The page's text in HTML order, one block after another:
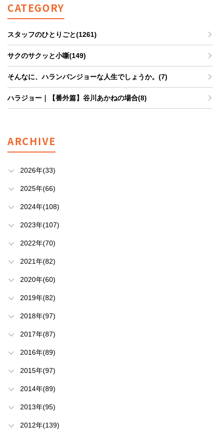
CATEGORY
スタッフのひとりごと(1261)
サクのサクッと小噺(149)
そんなに、ハランバンジョーな人生でしょうか。(7)
ハラジョー｜【番外篇】谷川あかねの場合(8)
ARCHIVE
2026年(33)
2025年(66)
2024年(108)
2023年(107)
2022年(70)
2021年(82)
2020年(60)
2019年(82)
2018年(97)
2017年(87)
2016年(89)
2015年(97)
2014年(89)
2013年(95)
2012年(139)